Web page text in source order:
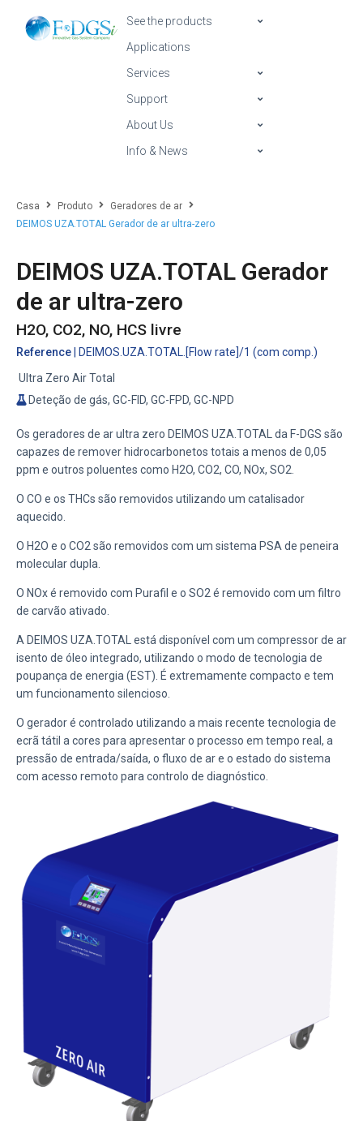
See the products
Applications
Services
Support
About Us
Info & News
Casa Produto
Geradores de ar
DEIMOS UZA.TOTAL Gerador de ar ultra-zero
DEIMOS UZA.TOTAL Gerador
de ar ultra-zero
H2O, CO2, NO, HCS livre
Reference | DEIMOS.UZA.TOTAL.[Flow rate]/1 (com comp.)
Ultra Zero Air Total
Deteção de gás, GC-FID, GC-FPD, GC-NPD
Os geradores de ar ultra zero DEIMOS UZA.TOTAL da F-DGS são
capazes de remover hidrocarbonetos totais a menos de 0,05
ppm e outros poluentes como H2O, CO2, CO, NOx, SO2.
O CO e os THCs são removidos utilizando um catalisador
aquecido.
O H2O e o CO2 são removidos com um sistema PSA de peneira
molecular dupla.
O NOx é removido com Purafil e o SO2 é removido com um filtro
de carvão ativado.
A DEIMOS UZA.TOTAL está disponível com um compressor de ar
isento de óleo integrado, utilizando o modo de tecnologia de
poupança de energia (EST) . É extremamente compacto e tem
um funcionamento silencioso.
O gerador é controlado utilizando a mais recente tecnologia de
ecrã tátil a cores para apresentar o processo em tempo real, a
pressão de entrada/saída, o fluxo de ar e o estado do sistema
com acesso remoto para controlo de diagnóstico.